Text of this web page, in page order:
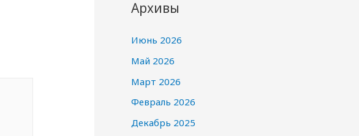
Архивы
Июнь 2026
Май 2026
Март 2026
Февраль 2026
Декабрь 2025